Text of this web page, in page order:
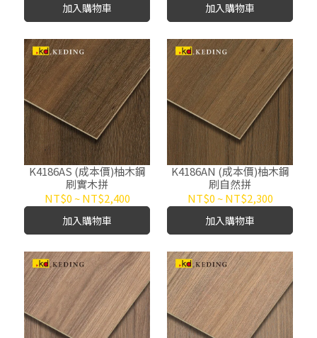
加入購物車 加入購物車
K4186AS (成本價)柚木鋼
刷實木拼
NT$0~NT$2,400
加入購物車
K4186AN (成本價)柚木鋼
刷自然拼
NT$0~NT$2,300
加入購物車